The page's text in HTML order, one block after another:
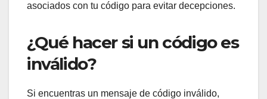
asociados con tu código para evitar decepciones.
¿Qué hacer si un código es
inválido?
Si encuentras un mensaje de código inválido,